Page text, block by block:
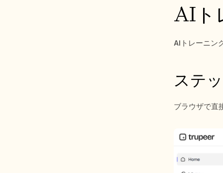
AIト
AIトレーニン
ステ
ブラウザで直